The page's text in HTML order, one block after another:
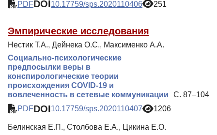
PDFDOI10.17759/sps.2020110406 251
Эмпирические исследования
Нестик Т.А., Дейнека О.С., Максименко А.А.
Социально-психологические
предпосылки веры в
конспирологические теории
происхождения COVID-19 и
вовлеченность в сетевые коммуникации
С. 87–104
PDFDOI10.17759/sps.2020110407 1206
Белинская Е.П., Столбова Е.А., Цикина Е.О.